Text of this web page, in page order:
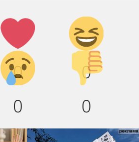
Лайк!
0
Дикий
смех!
0
Грусть :
(
0
Палец
вниз!
0